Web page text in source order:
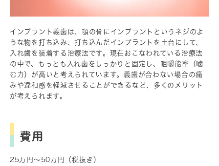
インプラント義歯は、顎の骨にインプラントというネジのよ
うな物を打ち込み、打ち込んだインプラントを土台にして、
入れ歯を装着する治療法です。現在おこなわれている治療法
の中で、もっとも入れ歯をしっかりと固定し、咀嚼能率（噛
む力）が高いと考えられています。義歯が合わない場合の痛
みや違和感を軽減させることができるなど、多くのメリット
が考えられます。
費用
25万円～50万円（税抜き）